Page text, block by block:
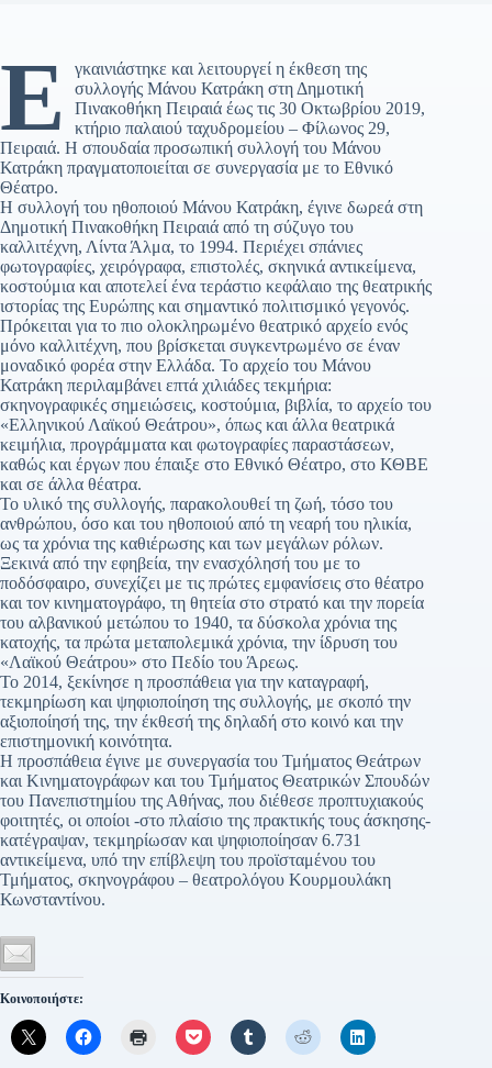
Ε
γκαινιάστηκε και λειτουργεί η έκθεση της
συλλογής Μάνου Κατράκη στη Δημοτική
Πινακοθήκη Πειραιά έως τις 30 Οκτωβρίου 2019,
κτήριο παλαιού ταχυδρομείου – Φίλωνος 29,
Πειραιά. Η σπουδαία προσωπική συλλογή του Μάνου
Κατράκη πραγματοποιείται σε συνεργασία με το Εθνικό
Θέατρο.
Η συλλογή του ηθοποιού Μάνου Κατράκη, έγινε δωρεά στη
Δημοτική Πινακοθήκη Πειραιά από τη σύζυγο του
καλλιτέχνη, Λίντα Άλμα, το 1994. Περιέχει σπάνιες
φωτογραφίες, χειρόγραφα, επιστολές, σκηνικά αντικείμενα,
κοστούμια και αποτελεί ένα τεράστιο κεφάλαιο της θεατρικής
ιστορίας της Ευρώπης και σημαντικό πολιτισμικό γεγονός.
Πρόκειται για το πιο ολοκληρωμένο θεατρικό αρχείο ενός
μόνο καλλιτέχνη, που βρίσκεται συγκεντρωμένο σε έναν
μοναδικό φορέα στην Ελλάδα. Το αρχείο του Μάνου
Κατράκη περιλαμβάνει επτά χιλιάδες τεκμήρια:
σκηνογραφικές σημειώσεις, κοστούμια, βιβλία, το αρχείο του
«Ελληνικού Λαϊκού Θεάτρου», όπως και άλλα θεατρικά
κειμήλια, προγράμματα και φωτογραφίες παραστάσεων,
καθώς και έργων που έπαιξε στο Εθνικό Θέατρο, στο ΚΘΒΕ
και σε άλλα θέατρα.
Το υλικό της συλλογής, παρακολουθεί τη ζωή, τόσο του
ανθρώπου, όσο και του ηθοποιού από τη νεαρή του ηλικία,
ως τα χρόνια της καθιέρωσης και των μεγάλων ρόλων.
Ξεκινά από την εφηβεία, την ενασχόλησή του με το
ποδόσφαιρο, συνεχίζει με τις πρώτες εμφανίσεις στο θέατρο
και τον κινηματογράφο, τη θητεία στο στρατό και την πορεία
του αλβανικού μετώπου το 1940, τα δύσκολα χρόνια της
κατοχής, τα πρώτα μεταπολεμικά χρόνια, την ίδρυση του
«Λαϊκού Θεάτρου» στο Πεδίο του Άρεως.
Το 2014, ξεκίνησε η προσπάθεια για την καταγραφή,
τεκμηρίωση και ψηφιοποίηση της συλλογής, με σκοπό την
αξιοποίησή της, την έκθεσή της δηλαδή στο κοινό και την
επιστημονική κοινότητα.
Η προσπάθεια έγινε με συνεργασία του Τμήματος Θεάτρων
και Κινηματογράφων και του Τμήματος Θεατρικών Σπουδών
του Πανεπιστημίου της Αθήνας, που διέθεσε προπτυχιακούς
φοιτητές, οι οποίοι -στο πλαίσιο της πρακτικής τους άσκησης-
κατέγραψαν, τεκμηρίωσαν και ψηφιοποίησαν 6.731
αντικείμενα, υπό την επίβλεψη του προϊσταμένου του
Τμήματος, σκηνογράφου – θεατρολόγου Κουρμουλάκη
Κωνσταντίνου.
Κοινοποιήστε: